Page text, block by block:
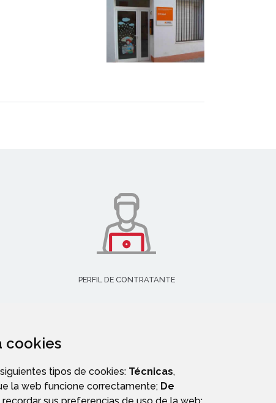
cookies
tipos de cookies: Técnicas,
la web funcione correctamente; De
PERFIL DE CONTRATANTE